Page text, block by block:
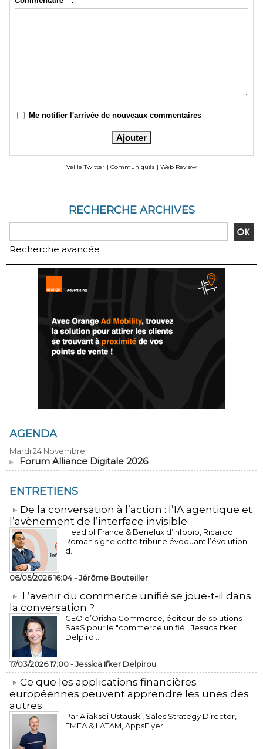
Me notifier l'arrivée de nouveaux commentaires
Veille Twitter | Communiqués | Web Review
RECHERCHE ARCHIVES
Recherche avancée
AGENDA
Mardi 24 Novembre
Forum Alliance Digitale 2026
ENTRETIENS
​De la conversation à l’action : l’IA agentique et
l’avènement de l’interface invisible
Head of France & Benelux d’Infobip, Ricardo
Roman signe cette tribune évoquant l’évolution
d...
06/05/2026 16:04 -Jérôme Bouteiller
L’avenir du commerce unifié se joue-t-il dans
la conversation ?
CEO d’Orisha Commerce, éditeur de solutions
SaaS pour le "commerce unifié", Jessica Ifker
Delpiro...
17/03/2026 17:00 -Jessica Ifker Delpirou
​Ce que les applications financières
européennes peuvent apprendre les unes des
autres
Par Aliaksei Ustauski, Sales Strategy Director,
EMEA & LATAM, AppsFlyer...